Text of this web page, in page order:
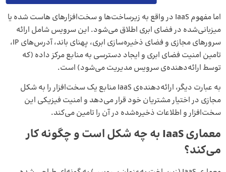
اما مفهوم IaaS در واقع به زیرساخت‌ها و سخت‌افزارهای هاست شده یا
میزبانی‌شده در فضای ابری اطلاق می‌شود. این سرویس شامل ارائه
سرورهای مجازی و فضای ذخیره‌سازی ابری، پهنای باند، آدرس‌های IP،
تامین امنیت فضای ابری و ایجاد دسترسی به منابع مرکز داده (که
توسط ارائه‌دهنده‌ی سرویس مدیریت می‌شود) است.
به‌ عبارت‌ دیگر، ارائه‌دهنده‌ی IaaS منابع یک سخت‌افزار را به شکل
مجازی در اختیار مشتریان خود قرار می‌دهد و امنیت فیزیکی این
سخت‌افزار و اطلاعات ذخیره‌شده در آن را تامین می‌کند.
معماری IaaS به چه شکل است و چگونه کار
می‌کند؟